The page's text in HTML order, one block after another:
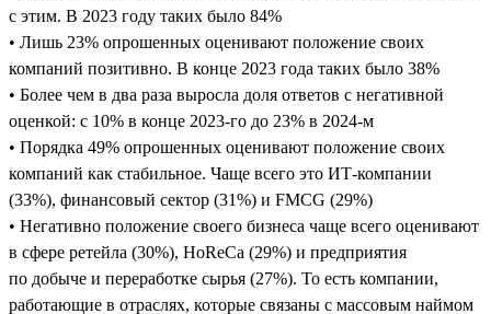
с этим. В 2023 году таких было 84%
• Лишь 23% опрошенных оценивают положение своих
компаний позитивно. В конце 2023 года таких было 38%
• Более чем в два раза выросла доля ответов с негативной
оценкой: с 10% в конце 2023-го до 23% в 2024-м
• Порядка 49% опрошенных оценивают положение своих
компаний как стабильное. Чаще всего это ИТ-компании
(33%), финансовый сектор (31%) и FMCG (29%)
• Негативно положение своего бизнеса чаще всего оценивают
в сфере ретейла (30%), HoReCa (29%) и предприятия
по добыче и переработке сырья (27%). То есть компании,
работающие в отраслях, которые связаны с массовым наймом